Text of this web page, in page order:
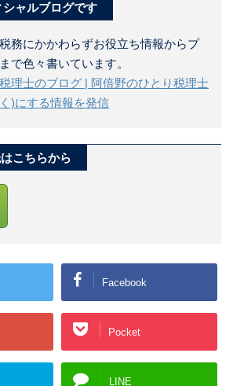
ャルブログです
務にかかわらずお役立ち情報からプ
で色々書いています。
理士のブログ | 阿倍野のひとり税理士
)にする情報を発信
こちらから
Facebook
Pocket
LINE